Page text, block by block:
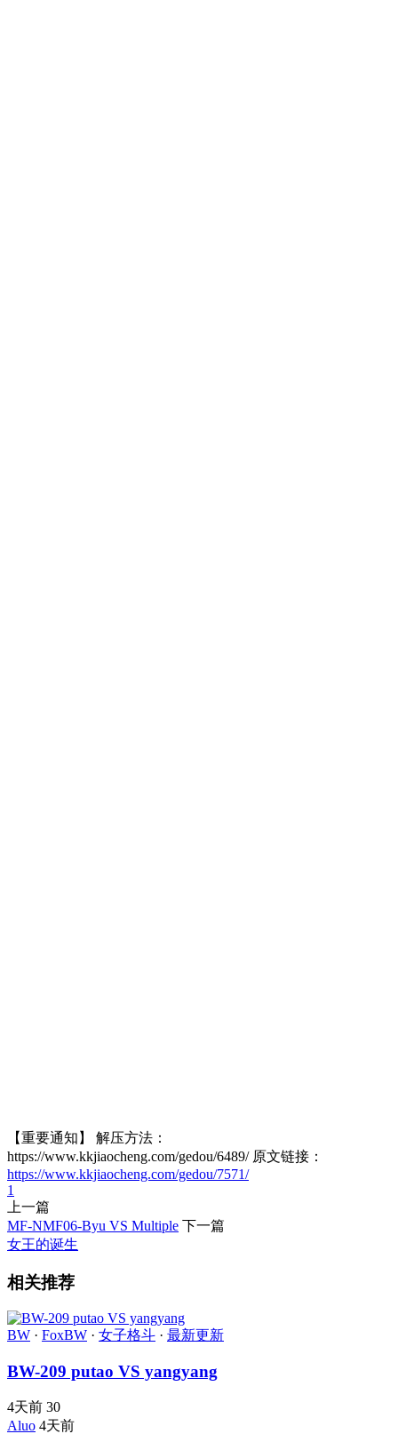
【重要通知】 解压方法：
https://www.kkjiaocheng.com/gedou/6489/ 原文链接：
https://www.kkjiaocheng.com/gedou/7571/
1
上一篇
MF-NMF06-Byu VS Multiple 下一篇
女王的诞生
相关推荐
BW · FoxBW · 女子格斗 · 最新更新
BW-209 putao VS yangyang
4天前 30
Aluo 4天前